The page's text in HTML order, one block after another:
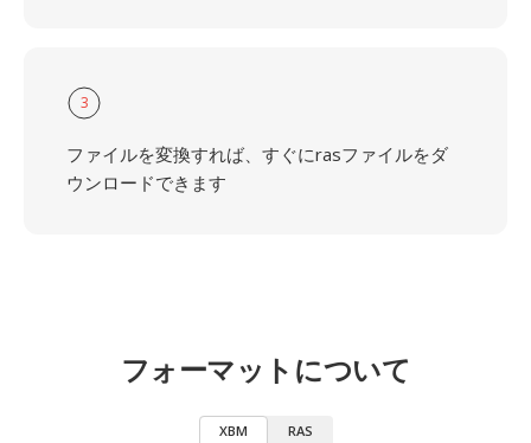
3
ファイルを変換すれば、すぐにrasファイルをダ
ウンロードできます
フォーマットについて
XBM RAS